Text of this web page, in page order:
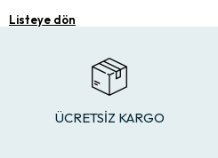
Listeye dön
ÜCRETSİZ KARGO